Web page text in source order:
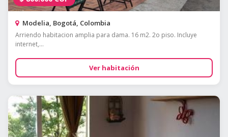
Modelia, Bogotá, Colombia
Arriendo habitacion amplia para dama. 16 m2. 2o piso. Incluye
internet,...
Ver habitación